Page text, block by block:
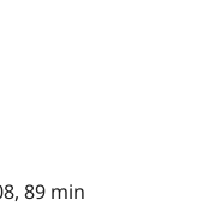
89 min